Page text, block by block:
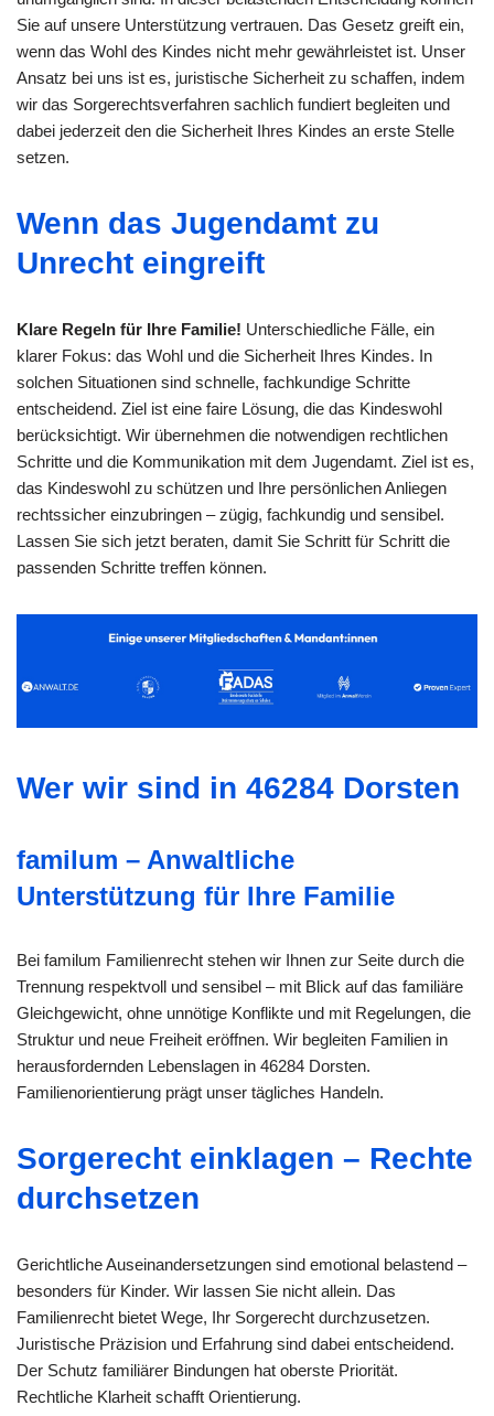
Sie auf unsere Unterstützung vertrauen. Das Gesetz greift ein,
wenn das Wohl des Kindes nicht mehr gewährleistet ist. Unser
Ansatz bei uns ist es, juristische Sicherheit zu schaffen, indem
wir das Sorgerechtsverfahren sachlich fundiert begleiten und
dabei jederzeit den die Sicherheit Ihres Kindes an erste Stelle
setzen.
Wenn das Jugendamt zu
Unrecht eingreift
Klare Regeln für Ihre Familie! Unterschiedliche Fälle, ein
klarer Fokus: das Wohl und die Sicherheit Ihres Kindes. In
solchen Situationen sind schnelle, fachkundige Schritte
entscheidend. Ziel ist eine faire Lösung, die das Kindeswohl
berücksichtigt. Wir übernehmen die notwendigen rechtlichen
Schritte und die Kommunikation mit dem Jugendamt. Ziel ist es,
das Kindeswohl zu schützen und Ihre persönlichen Anliegen
rechtssicher einzubringen – zügig, fachkundig und sensibel.
Lassen Sie sich jetzt beraten, damit Sie Schritt für Schritt die
passenden Schritte treffen können.
Wer wir sind in 46284 Dorsten
familum – Anwaltliche
Unterstützung für Ihre Familie
Bei familum Familienrecht stehen wir Ihnen zur Seite durch die
Trennung respektvoll und sensibel – mit Blick auf das familiäre
Gleichgewicht, ohne unnötige Konflikte und mit Regelungen, die
Struktur und neue Freiheit eröffnen. Wir begleiten Familien in
herausfordernden Lebenslagen in 46284 Dorsten.
Familienorientierung prägt unser tägliches Handeln.
Sorgerecht einklagen – Rechte
durchsetzen
Gerichtliche Auseinandersetzungen sind emotional belastend –
besonders für Kinder. Wir lassen Sie nicht allein. Das
Familienrecht bietet Wege, Ihr Sorgerecht durchzusetzen.
Juristische Präzision und Erfahrung sind dabei entscheidend.
Der Schutz familiärer Bindungen hat oberste Priorität.
Rechtliche Klarheit schafft Orientierung.